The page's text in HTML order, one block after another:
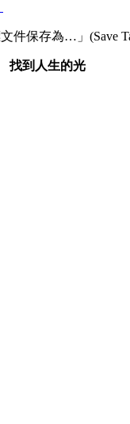
保存為…」(Save
找到人生的光